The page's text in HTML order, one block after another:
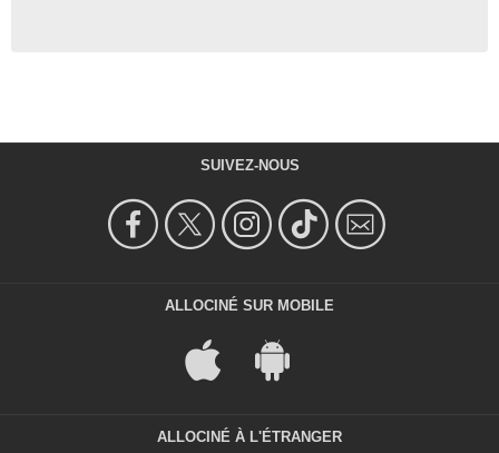
SUIVEZ-NOUS
ALLOCINÉ SUR MOBILE
ALLOCINÉ À L'ÉTRANGER